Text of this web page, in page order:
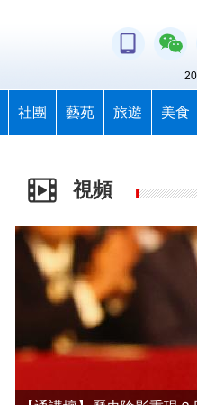
社團 藝苑 旅遊 美食
視頻